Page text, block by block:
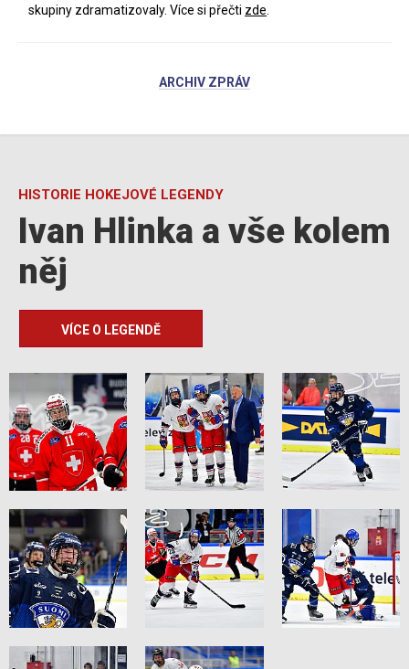
skupiny zdramatizovaly. Více si přečti zde
ARCHIV ZPRÁV
HISTORIE HOKEJOVÉ LEGENDY
Ivan Hlinka a vše kolem
něj
VÍCE O LEGENDĚ